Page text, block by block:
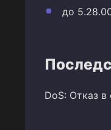
до
DoS: Отказ